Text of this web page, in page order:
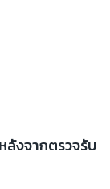
ลังจากตรวจรับ